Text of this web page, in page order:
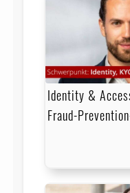
Identity &
Fraud-